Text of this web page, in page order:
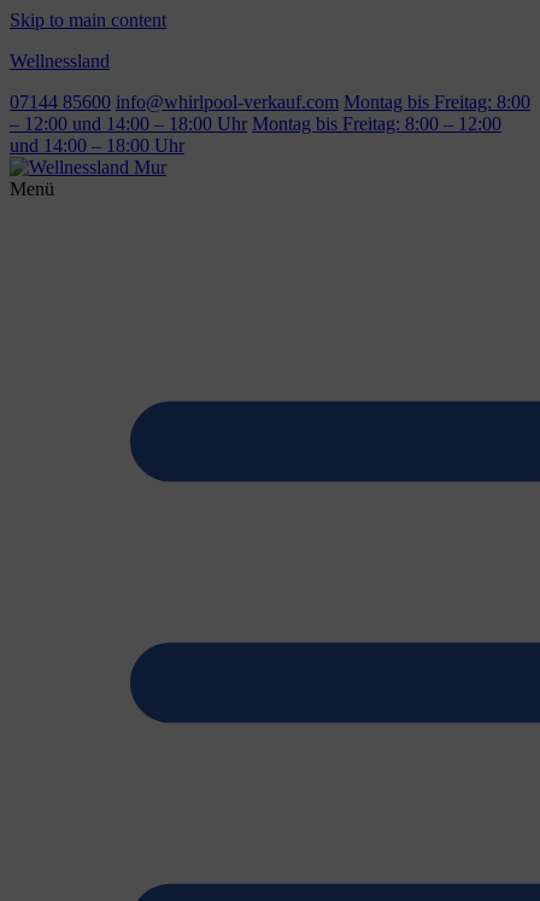
Skip to main content
Wellnessland
07144 85600 info@whirlpool-verkauf.com Montag bis Freitag: 8:00
– 12:00 und 14:00 – 18:00 Uhr Montag bis Freitag: 8:00 – 12:00
und 14:00 – 18:00 Uhr
Menü